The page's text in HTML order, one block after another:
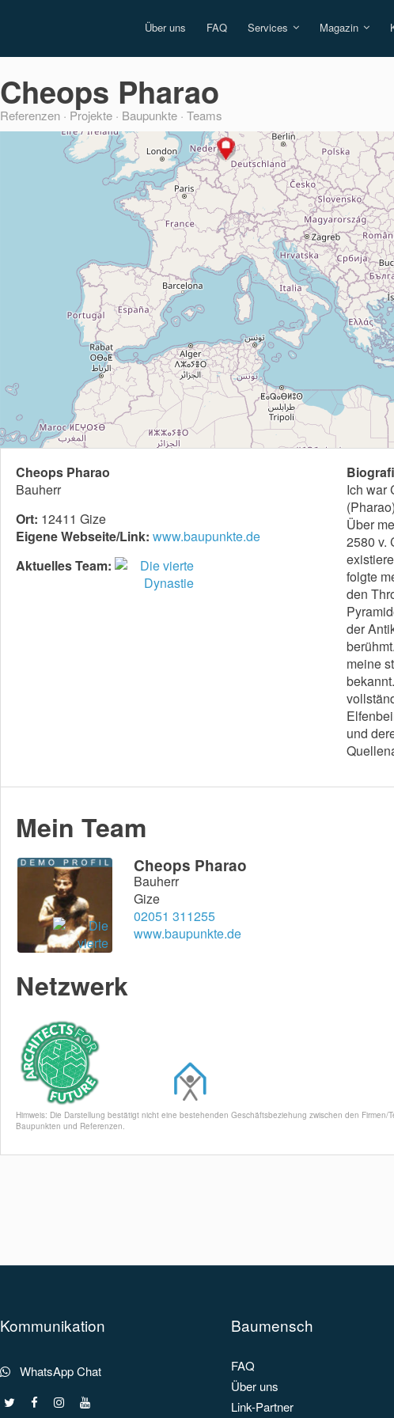
Über uns FAQ Services Magazin
Cheops Pharao
Referenzen · Projekte · Baupunkte · Teams
Cheops Pharao
Bauherr
Ort: 12411 Gize
Eigene Webseite/Link: www.baupunkte.de
Aktuelles Team:
Ich war
Über
2580 v.
folgte
den
der
meine
und
Mein Team
Cheops Pharao
Bauherr
Gize
02051 311255
www.baupunkte.de
Netzwerk
Himweis: Die Darstellung bestätigt nicht eine bestehenden Geschäftsbeziehung zwischen den
Baupunkten und Referenzen.
Kommunikation
WhatsApp Chat
Baumensch
FAQ
Über uns
Link-Partner